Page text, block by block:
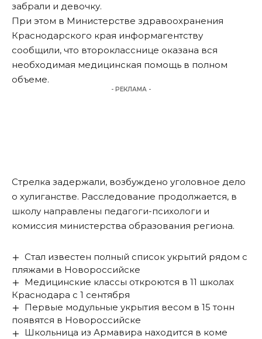
забрали и девочку.
При этом в Министерстве здравоохранения
Краснодарского края информагентству
сообщили, что второкласснице оказана вся
необходимая медицинская помощь в полном
объеме.
- РЕКЛАМА -
Стрелка задержали, возбуждено уголовное дело
о хулиганстве. Расследование продолжается, в
школу направлены педагоги-психологи и
комиссия министерства образования региона.
Стал известен полный список укрытий рядом с
пляжами в Новороссийске
Медицинские классы откроются в 11 школах
Краснодара с 1 сентября
Первые модульные укрытия весом в 15 тонн
появятся в Новороссийске
Школьница из Армавира находится в коме